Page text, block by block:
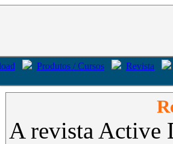
Produtos / Cursos
Revista
A revista Active